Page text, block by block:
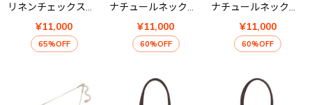
リネンチェックストール
¥11,000
65%OFF
ナチュールネックレス
¥11,000
60%OFF
ナチュールネックレス
¥11,000
60%OFF